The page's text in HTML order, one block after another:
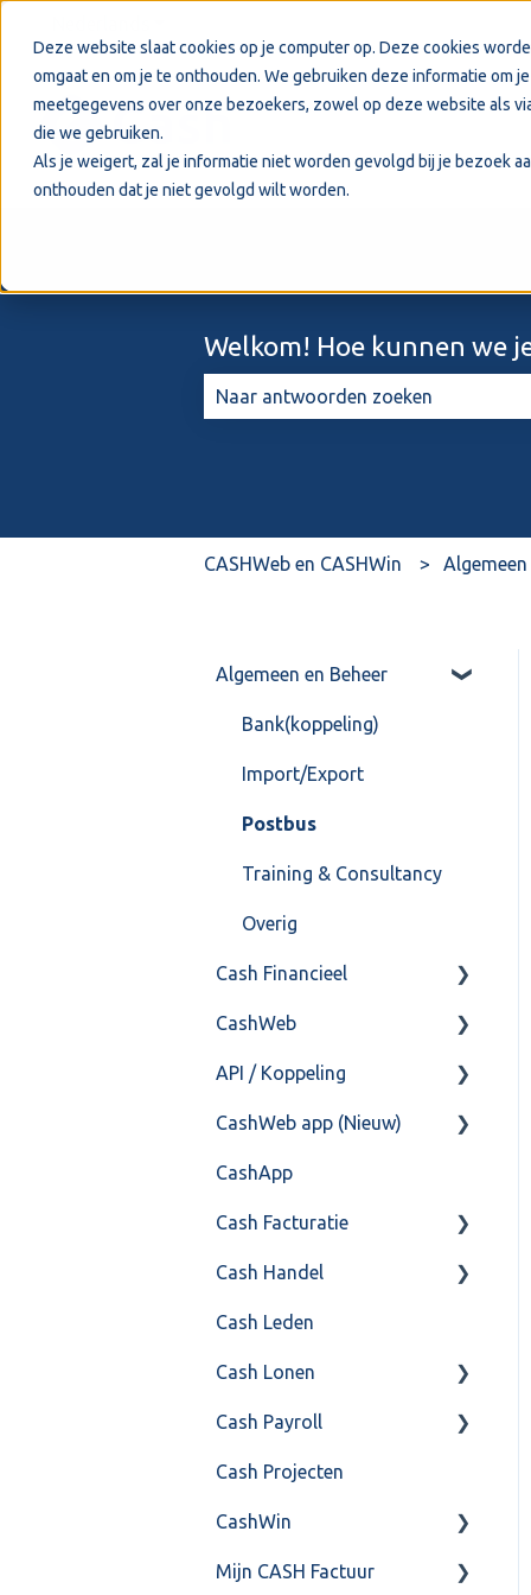
Deze website slaat cookies op je computer op. Deze cookies
omgaat en om je te onthouden. We gebruiken deze informatie om
meetgegevens over onze bezoekers, zowel op deze website als
die we gebruiken.
Als je weigert, zal je informatie niet worden gevolgd bij je bezoek
onthouden dat je niet gevolgd wilt worden.
Welkom! Hoe kunnen we
CASHWeb en CASHWin
Algemeen en Beheer
Bank(koppeling)
Import/Export
Postbus
Training & Consultancy
Overig
Cash Financieel
Boekhoud
Fiscaal
Overig
CashWeb
CashHero Layout
Mailen vanuit CASHWeb
Algemeen gebruik
API / Koppeling
Algemeen
Api 3.0 (SOAP API)
API 4.0 (REST API)
CashWeb app (Nieuw)
Veel gestelde vragen
CashApp
Cash Facturatie
Factureren
Instellingen
Algemeen
Formulierlayout
Cash Handel
Inkoop
Verkoop
Voorraad
Overig
VoorraadService &
Cash Leden
Cash Lonen
Algemeen
Inrichting
Jaarafsluiting
Salarisberekening
Cash Payroll
Aangifte
Algemeen
Basis Training
Cash Projecten
CashWin
Overig
Mijn CASH Factuur